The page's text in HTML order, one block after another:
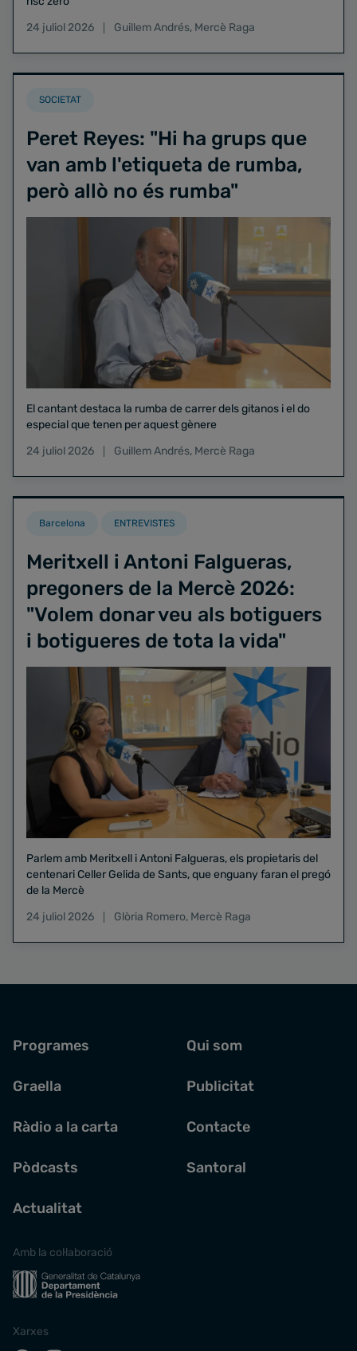
24 juliol 2026
Guillem Andrés, Mercè Raga
SOCIETAT
Peret Reyes: "Hi ha grups que
van amb l'etiqueta de rumba,
però allò no és rumba"
El cantant destaca la rumba de carrer dels gitanos i el do
especial que tenen per aquest gènere
24 juliol 2026
Guillem Andrés, Mercè Raga
Barcelona ENTREVISTES
Meritxell i Antoni Falgueras,
pregoners de la Mercè 2026:
"Volem donar veu als botiguers
i botigueres de tota la vida"
Parlem amb Meritxell i Antoni Falgueras, els propietaris del
centenari Celler Gelida de Sants, que enguany faran el pregó
de la Mercè
24 juliol 2026
Glòria Romero, Mercè Raga
Programes
Graella
Ràdio a la carta
Pòdcasts
Actualitat
Qui som
Publicitat
Contacte
Santoral
Amb la col·laboració
Xarxes